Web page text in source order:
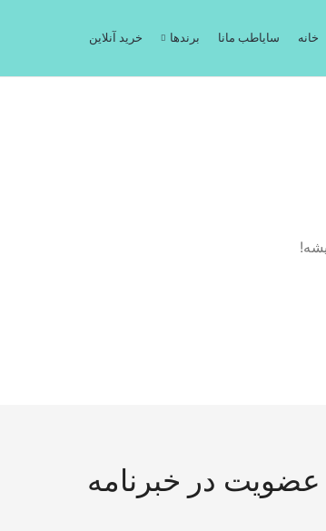
خانه سایاطب مانا برندها خرید آنلاین
عضویت در خبرنامه